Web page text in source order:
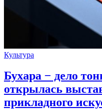
Культура
Бухара − дело
открылась
прикладного